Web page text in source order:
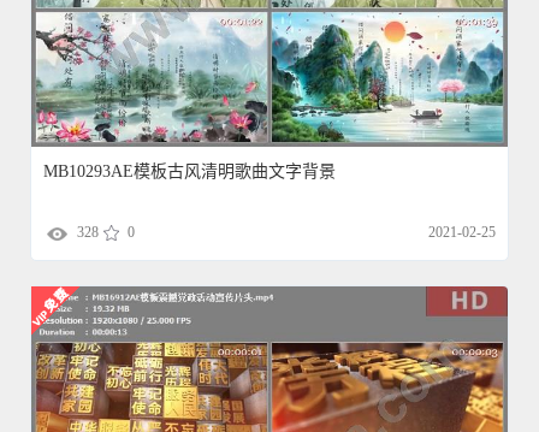
MB10293AE模板古风清明歌曲文字背景
328 0 2021-02-25